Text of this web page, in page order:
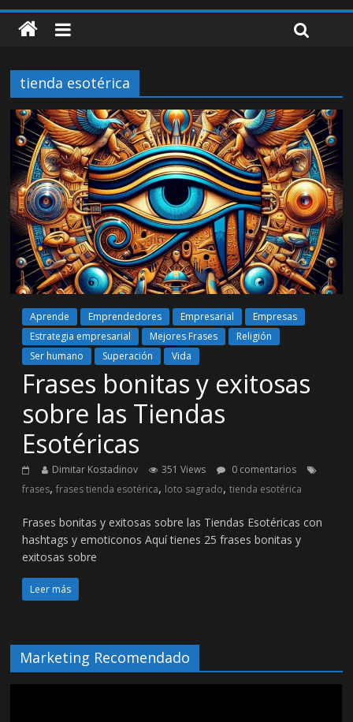
tienda esotérica
Aprende Emprendedores Empresarial
Empresas
Estrategia empresarial
Mejores Frases
Religión
Ser humano
Superación Vida
Frases bonitas y exitosas
sobre las Tiendas
Esotéricas
Dimitar Kostadinov 351 Views
0 comentarios
frases,frases tienda esotérica, loto sagrado,tienda esotérica
Frases bonitas y exitosas sobre las Tiendas Esotéricas con
hashtags y emoticonos Aquí tienes 25 frases bonitas y
exitosas sobre
Leer más
Marketing Recomendado